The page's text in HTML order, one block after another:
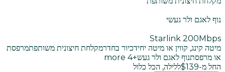
נוף לאגם ולר געשי
Starlink 200Mbps
מיטה קינג, קווין או מיטה יחידכיור בחדרמקלחת חיצונית משותפתמרפסת
או מרפסתנוף לאגם ולר געש+
4
החל מ-$139
ללילה, הכל כלול